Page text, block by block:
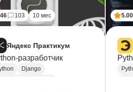
103 10 мес
Яндекс Практикум
разработчик
Django
5.00